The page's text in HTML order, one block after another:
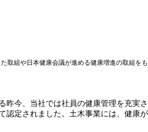
取組や日本健康会議が進める健康増進の取組を
昨今、当社では社員の健康管理を充
認定されました。土木事業には、健